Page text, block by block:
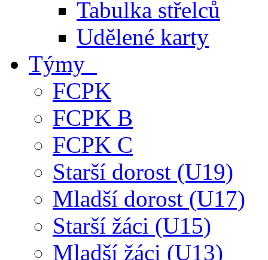
Tabulka střelců
Udělené karty
Týmy
FCPK
FCPK B
FCPK C
Starší dorost (U19)
Mladší dorost (U17)
Starší žáci (U15)
Mladší žáci (U13)